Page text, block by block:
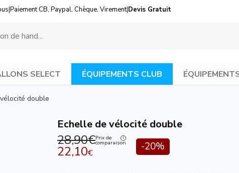
|Paiement CB, Paypal, Chèque, Virement|Devis Gratuit
SELECT ÉQUIPEMENTS CLUB
double
Echelle de vélocité double
28,90€Prix de
comparaison
22,10€ -20%